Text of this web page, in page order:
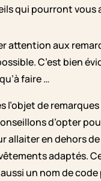
qui pourront vous
attention aux
C’est bien
faire …
l’objet de
d’opter
allaiter en dehors
adaptés.
un nom de code